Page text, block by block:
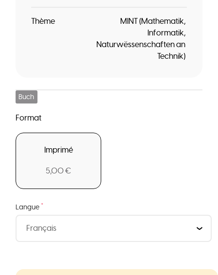
Thème
MINT (Mathematik,
Informatik,
Naturwëssenschaften an
Technik)
Buch
Format
Imprimé
5,00 €
Langue *